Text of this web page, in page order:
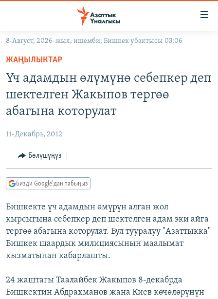
Навигацияга
өтүңүз
Издөөгө
салыңыз
САЯСАТ
МАДАНИЯТ
ДҮЙНӨ
ДҮЙНӨ
УКРАИНА
ТВ ПРОГРАММАЛАР
БҮГҮН АЗАТТЫКТА
ДАНИСТЕ
ЭЖЕ-СИҢДИЛЕР
АЗАТТЫК+
ЫҢГАЙСЫЗ СУРООЛОР
ПОДКАСТ
ОНЛАЙН ШЕРИНЕ
ЭЕ/АРнун бардык сайттары
8-Август, 2026-жыл, ишемби, Бишкек убактысы 03:06
ЖАҢЫЛЫКТАР
Үч адамдын өлүмүнө себепкер деп
шектелген Жакыпов тергөө
абагына которулат
11-Декабрь, 2012
Бөлүшүңүз
Бизди Google'дан табыңыз
Бишкекте үч адамдын өмүрүн алган жол
кырсыгына себепкер деп шектелген адам эки айга
тергөө абагына которулат. Бул тууралуу "Азаттыкка"
Бишкек шаардык милициясынын маалымат
кызматынан кабарлашты.
24 жаштагы Таалайбек Жакыпов 8-декабрда
Бишкектин Абдрахманов жана Киев көчөлөрүнүн